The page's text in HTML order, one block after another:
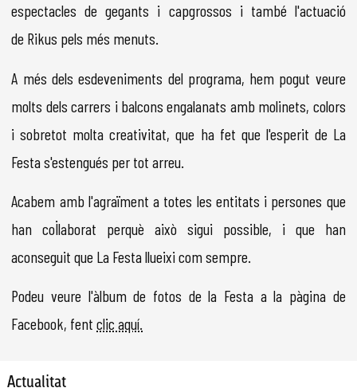
espectacles de gegants i capgrossos i també l'actuació
de Rikus pels més menuts.
A més dels esdeveniments del programa, hem pogut veure
molts dels carrers i balcons engalanats amb molinets, colors
i sobretot molta creativitat, que ha fet que l'esperit de La
Festa s'estengués per tot arreu.
Acabem amb l'agraïment a totes les entitats i persones que
han col·laborat perquè això sigui possible, i que han
aconseguit que La Festa llueixi com sempre.
Podeu veure l'àlbum de fotos de la Festa a la pàgina de
Facebook, fentclic aquí.
Actualitat